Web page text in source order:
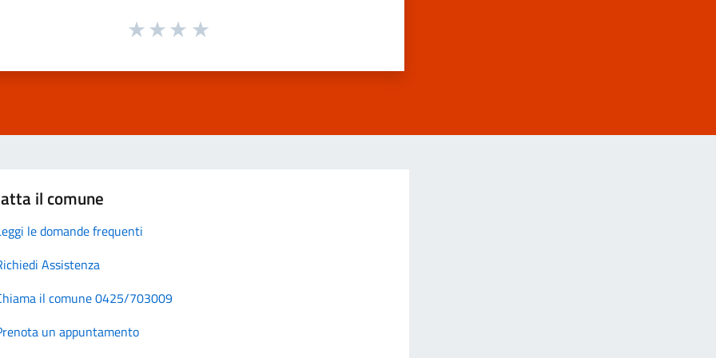
il comune
le domande frequenti
Assistenza
il comune 0425/703009
un appuntamento